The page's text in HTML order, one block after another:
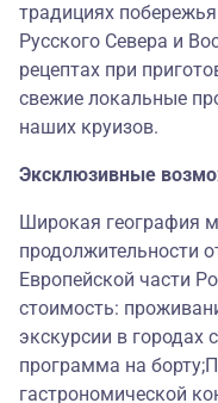
традициях
Русского Севера и
рецептах при
свежие локальные
наших круизов.
Эксклюзивные
Широкая география
продолжительности
Европейской части
стоимость:
экскурсии в городах
программа на
гастрономической